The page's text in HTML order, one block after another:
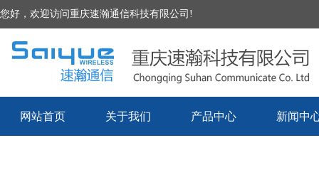
您好，欢迎访问重庆速瀚通信科技有限公司!
网站首页 关于我们 产品中心 新闻中